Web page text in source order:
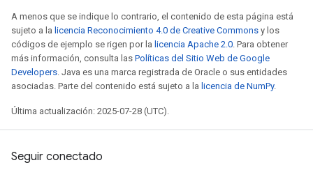
A menos que se indique lo contrario, el contenido de esta página está
sujeto a la licencia Reconocimiento 4.0 de Creative Commons y los
códigos de ejemplo se rigen por la licencia Apache 2.0. Para obtener
más información, consulta las Políticas del Sitio Web de Google
Developers. Java es una marca registrada de Oracle o sus entidades
asociadas. Parte del contenido está sujeto a la licencia de NumPy.
Última actualización: 2025-07-28 (UTC).
Seguir conectado